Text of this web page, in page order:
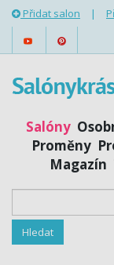
Přidat salon |
Salóny
Proměny
Magazín